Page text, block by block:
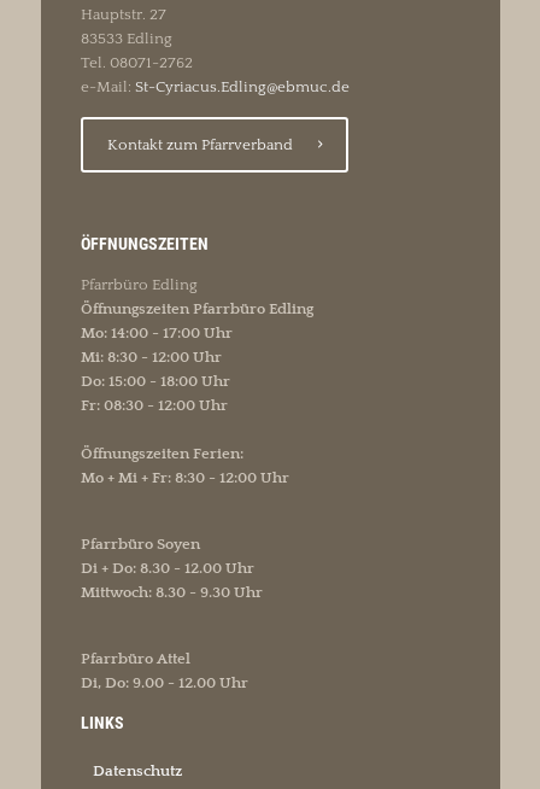
Hauptstr. 27
83533 Edling
Tel. 08071-2762
e-Mail: St-Cyriacus.Edling@ebmuc.de
Kontakt zum Pfarrverband
ÖFFNUNGSZEITEN
Pfarrbüro Edling
Öffnungszeiten Pfarrbüro Edling
Mo: 14:00 - 17:00 Uhr
Mi: 8:30 - 12:00 Uhr
Do: 15:00 - 18:00 Uhr
Fr: 08:30 - 12:00 Uhr
Öffnungszeiten Ferien:
Mo + Mi + Fr: 8:30 - 12:00 Uhr
Pfarrbüro Soyen
Di + Do: 8.30 - 12.00 Uhr
Mittwoch: 8.30 - 9.30 Uhr
Pfarrbüro Attel
Di, Do: 9.00 - 12.00 Uhr
LINKS
Datenschutz